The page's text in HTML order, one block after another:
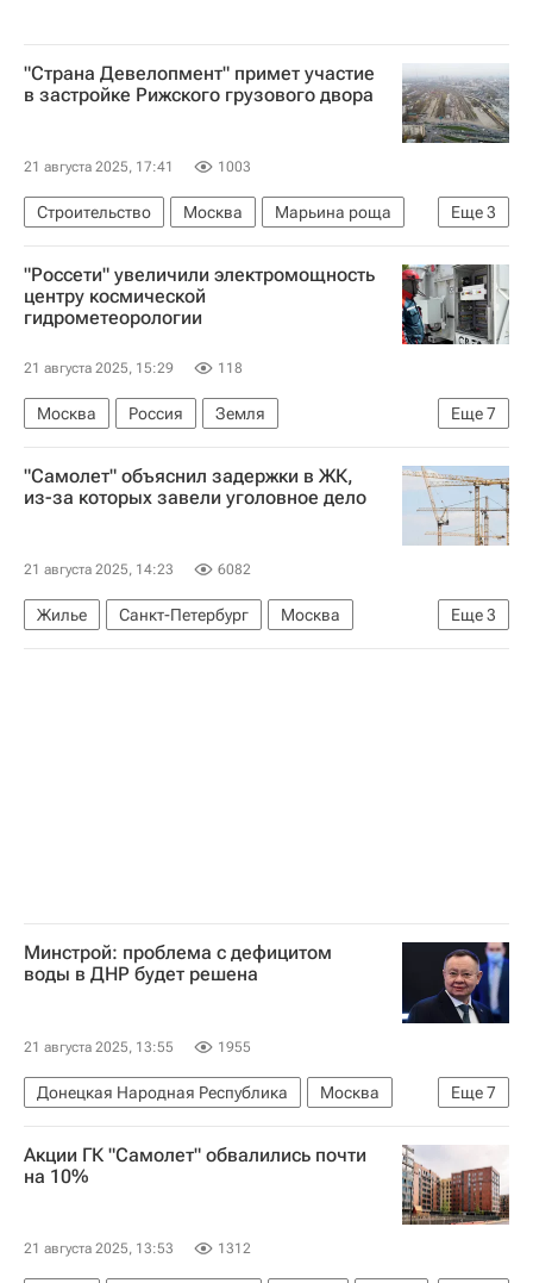
"Страна Девелопмент" примет участие
в застройке Рижского грузового двора
21 августа 2025, 17:41 1003
Еще3
Строительство Москва
Марьина роща
Страна Девелопмент
РЖД Девелоперы
"Россети" увеличили электромощность
центру космической
гидрометеорологии
21 августа 2025, 15:29 118
Еще7
Москва Россия
Земля
Россети Московский регион
Гидрометцентр
Россети
Городское хозяйство Москвы
Комплекс городского хозяйства Москвы
ЖКХ
"Самолет" объяснил задержки в ЖК,
из-за которых завели уголовное дело
21 августа 2025, 14:23 6082
Еще3
Жилье Санкт-Петербург
Москва
Криминал
Строительство Девелоперы
Минстрой: проблема с дефицитом
воды в ДНР будет решена
21 августа 2025, 13:55 1955
Еще7
Донецкая Народная Республика
Москва
Республика Крым
Ирек Файзуллин
Денис Пушилин
Министерство строительства и жилищно-коммунального хозяйства РФ (Минстрой России)
ЖКХ
Водоснабжение
Акции ГК "Самолет" обвалились почти
на 10%
21 августа 2025, 13:53 1312